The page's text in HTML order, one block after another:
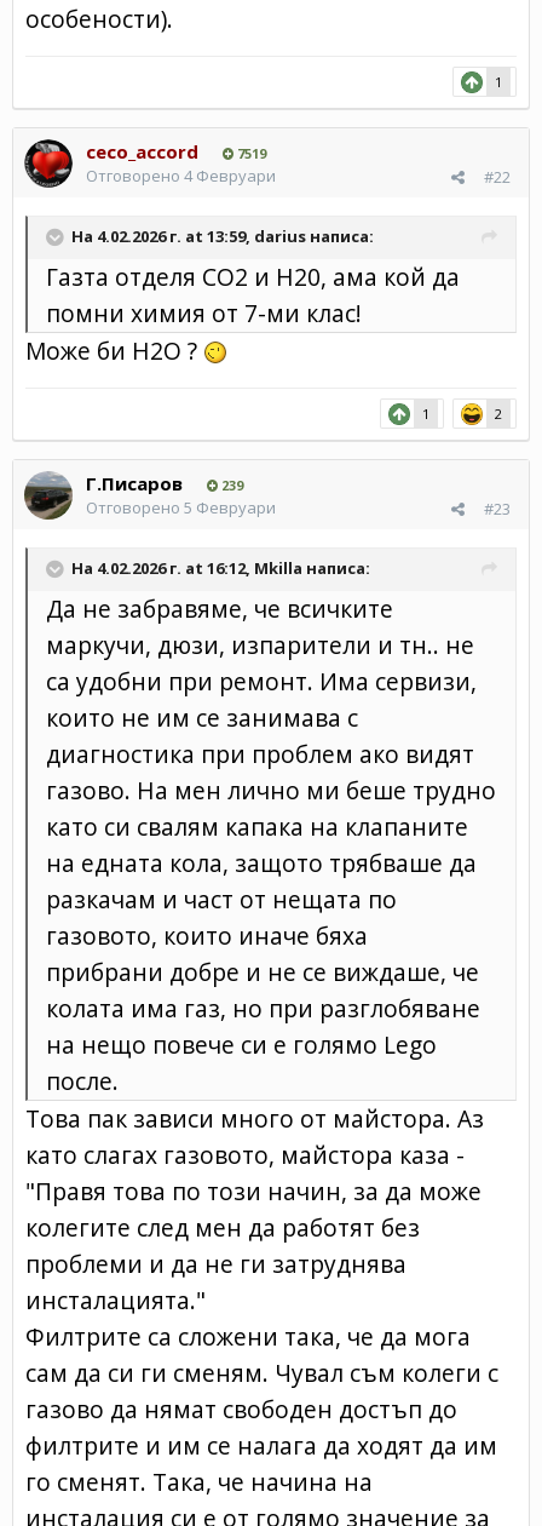
особености).
1
ceco_accord 7519
#22
Отговорено 4 Февруари
На 4.02.2026 г. at 13:59, darius написа:
Газта отделя CO2 и Н20, ама кой да
помни химия от 7-ми клас!
Може би Н2О ?
1 2
Г.Писаров 239
#23
Отговорено 5 Февруари
На 4.02.2026 г. at 16:12, Mkilla написа:
Да не забравяме, че всичките
маркучи, дюзи, изпарители и тн.. не
са удобни при ремонт. Има сервизи,
които не им се занимава с
диагностика при проблем ако видят
газово. На мен лично ми беше трудно
като си свалям капака на клапаните
на едната кола, защото трябваше да
разкачам и част от нещата по
газовото, които иначе бяха
прибрани добре и не се виждаше, че
колата има газ, но при разглобяване
на нещо повече си е голямо Lego
после.
Това пак зависи много от майстора. Аз
като слагах газовото, майстора каза -
"Правя това по този начин, за да може
колегите след мен да работят без
проблеми и да не ги затруднява
инсталацията."
Филтрите са сложени така, че да мога
сам да си ги сменям. Чувал съм колеги с
газово да нямат свободен достъп до
филтрите и им се налага да ходят да им
го сменят. Така, че начина на
инсталация си е от голямо значение за